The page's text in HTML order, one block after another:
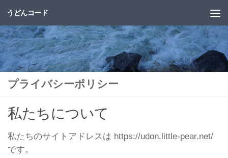
コンテンツへスキップ
うどんコード
プライバシーポリシー
私たちについて
私たちのサイトアドレスは https://udon.little-pear.net/
です。